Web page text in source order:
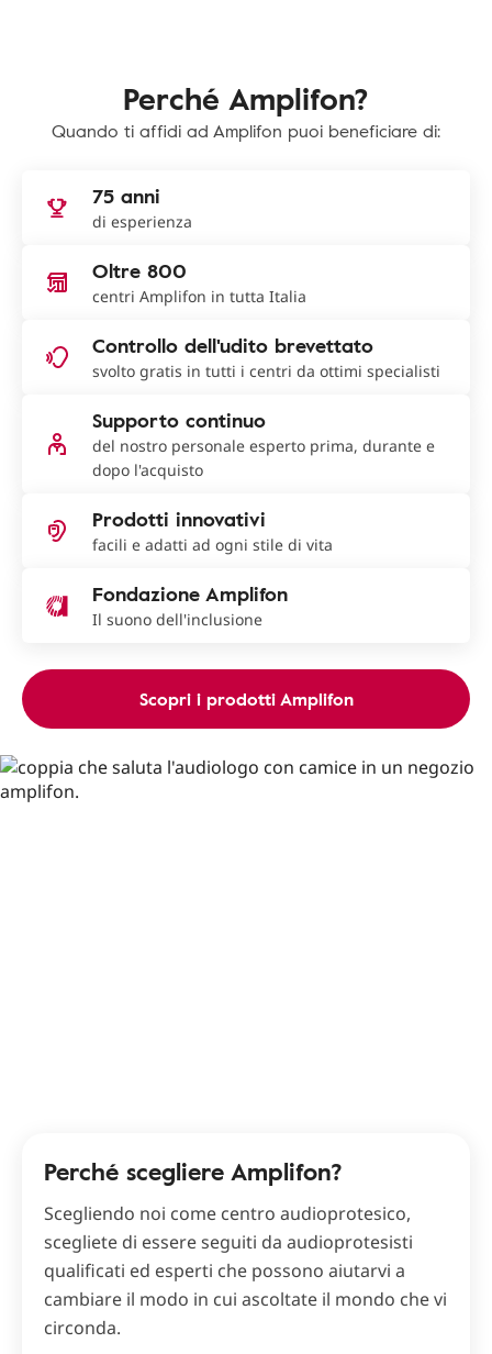
Perché Amplifon?
Quando ti affidi ad Amplifon puoi beneficiare di:
75 anni
di esperienza
Oltre 800
centri Amplifon in tutta Italia
Controllo dell'udito brevettato
svolto gratis in tutti i centri da ottimi specialisti
Supporto continuo
del nostro personale esperto prima, durante e
dopo l'acquisto
Prodotti innovativi
facili e adatti ad ogni stile di vita
Fondazione Amplifon
Il suono dell'inclusione
Scopri i prodotti Amplifon
Perché scegliere Amplifon?
Scegliendo noi come centro audioprotesico,
scegliete di essere seguiti da audioprotesisti
qualificati ed esperti che possono aiutarvi a
cambiare il modo in cui ascoltate il mondo che vi
circonda.